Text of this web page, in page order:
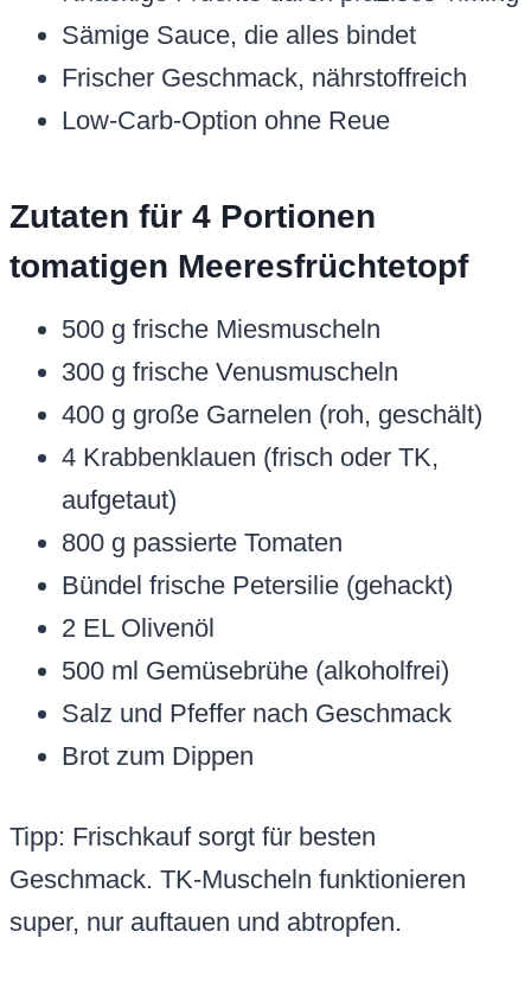
Sämige Sauce, die alles bindet
Frischer Geschmack, nährstoffreich
Low-Carb-Option ohne Reue
Zutaten für 4 Portionen
tomatigen Meeresfrüchtetopf
500 g frische Miesmuscheln
300 g frische Venusmuscheln
400 g große Garnelen (roh, geschält)
4 Krabbenklauen (frisch oder TK,
aufgetaut)
800 g passierte Tomaten
Bündel frische Petersilie (gehackt)
2 EL Olivenöl
500 ml Gemüsebrühe (alkoholfrei)
Salz und Pfeffer nach Geschmack
Brot zum Dippen
Tipp: Frischkauf sorgt für besten
Geschmack. TK-Muscheln funktionieren
super, nur auftauen und abtropfen.